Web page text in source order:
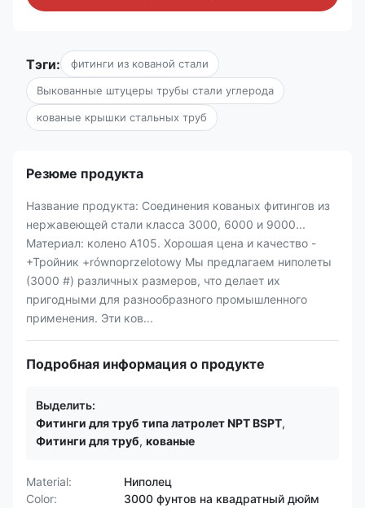
Тэги: фитинги из кованой стали
Выкованные штуцеры трубы стали углерода
кованые крышки стальных труб
Резюме продукта
Название продукта: Соединения кованых фитингов из
нержавеющей стали класса 3000, 6000 и 9000...
Материал: колено A105. Хорошая цена и качество -
+Тройник +równoprzelotowy Мы предлагаем ниполеты
(3000 #) различных размеров, что делает их
пригодными для разнообразного промышленного
применения. Эти ков...
Подробная информация о продукте
Выделить:
Фитинги для труб типа латролет NPT BSPT,
Фитинги для труб, кованые
Material:
Ниполец
Color:
3000 фунтов на квадратный дюйм